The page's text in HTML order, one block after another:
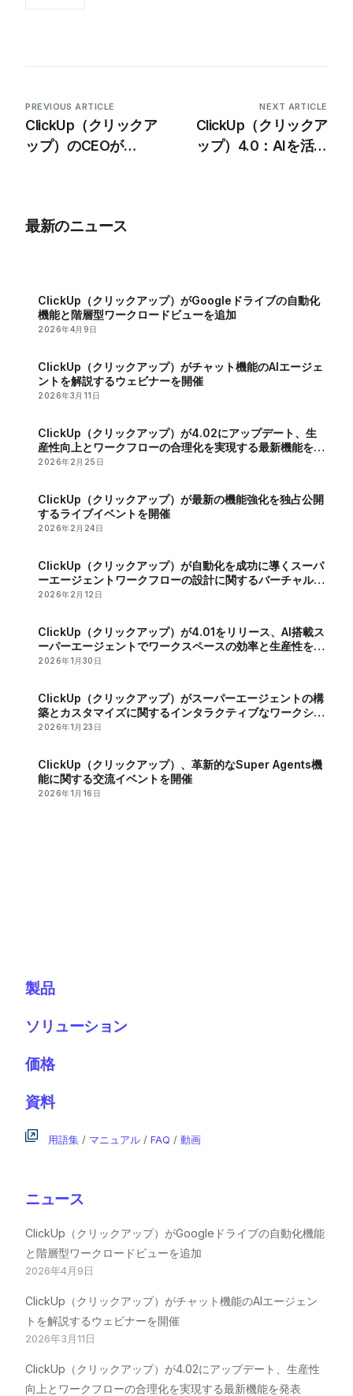
PREVIOUS ARTICLE
ClickUp（クリックア
ップ）のCEOが
NEXT ARTICLE
ClickUp（クリックア
ップ）4.0：AIを活用
最新のニュース
ClickUp（クリックアップ）がGoogleドライブの自動化
機能と階層型ワークロードビューを追加
2026年4月9日
ClickUp（クリックアップ）がチャット機能のAIエージェ
ントを解説するウェビナーを開催
2026年3月11日
ClickUp（クリックアップ）が4.02にアップデート、生
産性向上とワークフローの合理化を実現する最新機能を発
表
2026年2月25日
ClickUp（クリックアップ）が最新の機能強化を独占公開
するライブイベントを開催
2026年2月24日
ClickUp（クリックアップ）が自動化を成功に導くスーパ
ーエージェントワークフローの設計に関するバーチャルイ
ベントを開催
2026年2月12日
ClickUp（クリックアップ）が4.01をリリース、AI搭載ス
ーパーエージェントでワークスペースの効率と生産性を向
上
2026年1月30日
ClickUp（クリックアップ）がスーパーエージェントの構
築とカスタマイズに関するインタラクティブなワークショ
ップを開催
2026年1月23日
ClickUp（クリックアップ）、革新的なSuper Agents機
能に関する交流イベントを開催
2026年1月16日
製品
ソリューション
価格
資料
用語集 / マニュアル /FAQ /動画
ニュース
ClickUp（クリックアップ）がGoogleドライブの自動化機能
と階層型ワークロードビューを追加
2026年4月9日
ClickUp（クリックアップ）がチャット機能のAIエージェン
トを解説するウェビナーを開催
2026年3月11日
ClickUp（クリックアップ）が4.02にアップデート、生産性
向上とワークフローの合理化を実現する最新機能を発表